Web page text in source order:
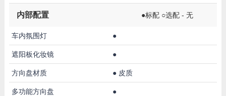
内部配置 ●标配 ○选配 - 无
车内氛围灯 ●
遮阳板化妆镜 ●
方向盘材质 ● 皮质
多功能方向盘 ●